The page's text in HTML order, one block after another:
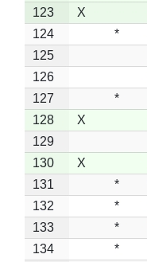
123
X
124
*
125
126
127
*
128
X
129
130
X
131
*
132
*
133
*
134
*